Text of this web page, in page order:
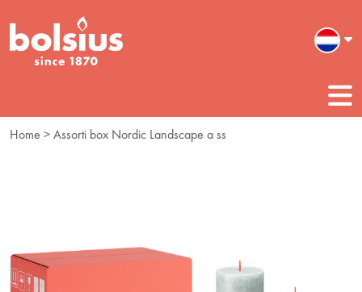
Home > Assorti box Nordic Landscape a ss